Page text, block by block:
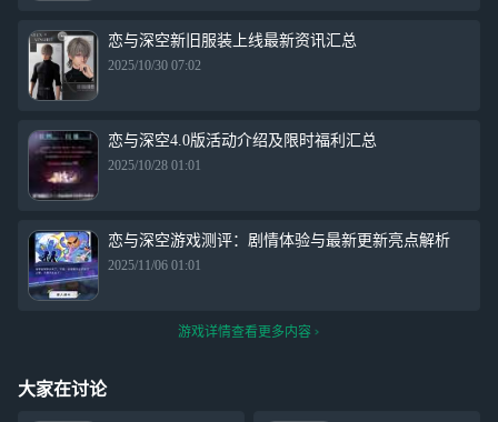
恋与深空新旧服装上线最新资讯汇总
2025/10/30 07:02
恋与深空4.0版活动介绍及限时福利汇总
2025/10/28 01:01
恋与深空游戏测评：剧情体验与最新更新亮点解析
2025/11/06 01:01
游戏详情查看更多内容
大家在讨论